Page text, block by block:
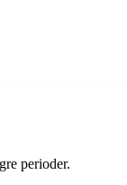
perioder.